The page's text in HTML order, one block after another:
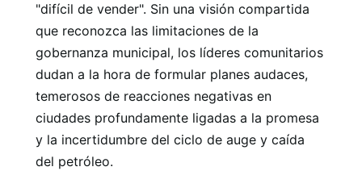
"difícil de vender". Sin una visión compartida
que reconozca las limitaciones de la
gobernanza municipal, los líderes comunitarios
dudan a la hora de formular planes audaces,
temerosos de reacciones negativas en
ciudades profundamente ligadas a la promesa
y la incertidumbre del ciclo de auge y caída
del petróleo.